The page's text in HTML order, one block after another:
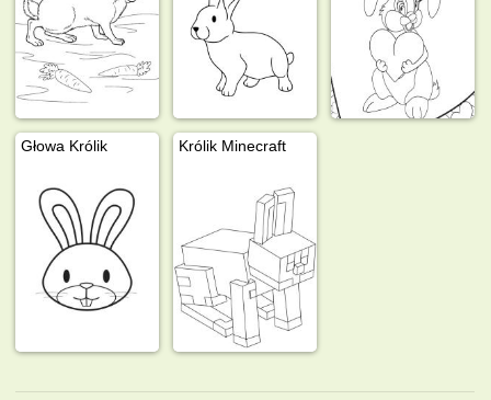
Głowa Królik Królik Minecraft